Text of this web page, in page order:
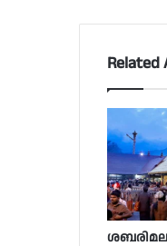
Related
ശബരിമല